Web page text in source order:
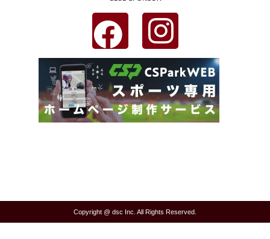
Copyright @ dsc Inc. All Rights Reserved.